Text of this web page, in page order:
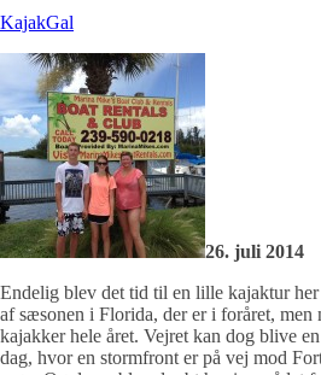
KajakGal
26. juli 2014
Endelig blev det tid til en lille kajaktur
af sæsonen i Florida, der er i foråret, men
kajakker hele året. Vejret kan dog blive
dag, hvor en stormfront er på vej mod